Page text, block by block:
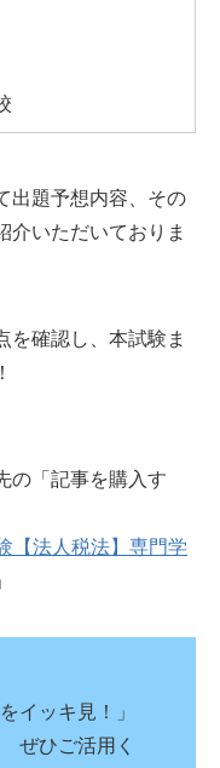
出題予想内容、その
介いただいておりま
を確認し、本試験ま
の「記事を購入す
【法人税法】専門学
」
イッキ見！」
ぜひご活用く